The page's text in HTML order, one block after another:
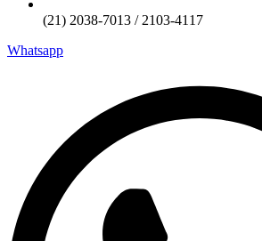
(21) 2038-7013 / 2103-4117
Whatsapp